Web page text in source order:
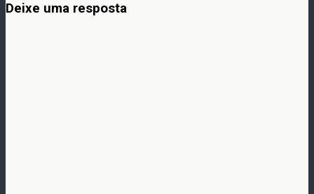
Deixe uma resposta